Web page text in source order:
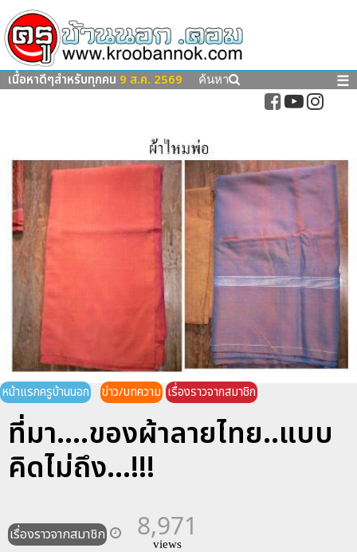
เนื้อหาดีๆสำหรับทุกคน 9 ส.ค. 2569 ค้นหา ☰
หน้าแรกครูบ้านนอก ข่าว/บทความ เรื่องราวจากสมาชิก
ที่มา....ของผ้าลายไทย..แบบ
คิดไม่ถึง...!!!
เรื่องราวจากสมาชิก 8,971
views